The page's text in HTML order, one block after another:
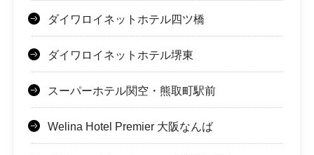
ダイワロイネットホテル四ツ橋
ダイワロイネットホテル堺東
スーパーホテル関空・熊取町駅前
Welina Hotel Premier 大阪なんば